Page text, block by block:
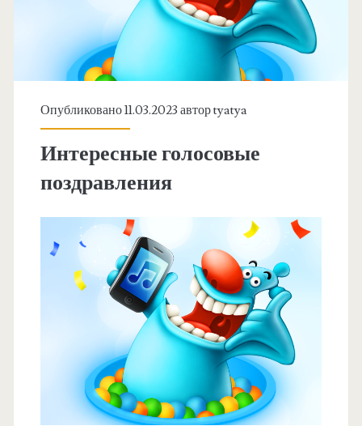
Опубликовано 11.03.2023 авторtyatya
Интересные голосовые
поздравления